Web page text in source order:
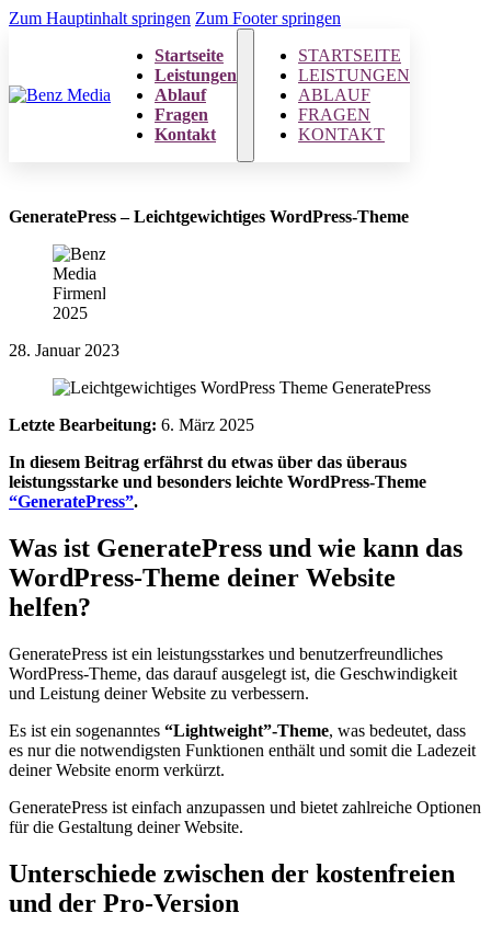
Zum Hauptinhalt springen Zum Footer springen
Startseite
Leistungen
Ablauf
Fragen
Kontakt
STARTSEITE
LEISTUNGEN
ABLAUF
FRAGEN
KONTAKT
GeneratePress – Leichtgewichtiges WordPress-Theme
28. Januar 2023
Letzte Bearbeitung: 6. März 2025
In diesem Beitrag erfährst du etwas über das überaus
leistungsstarke und besonders leichte WordPress-Theme
“GeneratePress”.
Was ist GeneratePress und wie kann das
WordPress-Theme deiner Website
helfen?
GeneratePress ist ein leistungsstarkes und benutzerfreundliches
WordPress-Theme, das darauf ausgelegt ist, die Geschwindigkeit
und Leistung deiner Website zu verbessern.
Es ist ein sogenanntes “Lightweight”-Theme, was bedeutet, dass
es nur die notwendigsten Funktionen enthält und somit die Ladezeit
deiner Website enorm verkürzt.
GeneratePress ist einfach anzupassen und bietet zahlreiche Optionen
für die Gestaltung deiner Website.
Unterschiede zwischen der kostenfreien
und der Pro-Version